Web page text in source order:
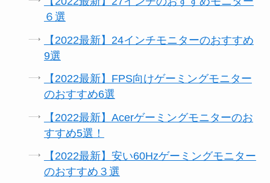
６選
【2022最新】24インチモニターのおすすめ
9選
【2022最新】FPS向けゲーミングモニター
のおすすめ6選
【2022最新】Acerゲーミングモニターのお
すすめ5選！
【2022最新】安い60Hzゲーミングモニター
のおすすめ３選